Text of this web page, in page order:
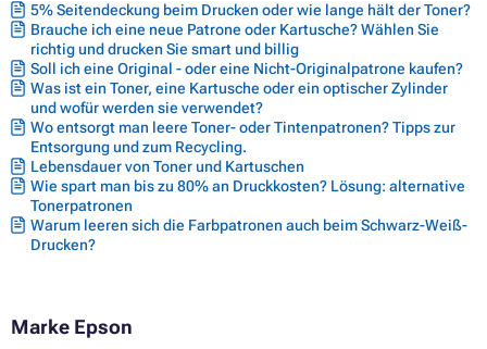
5% Seitendeckung beim Drucken oder wie lange hält der Toner?
Brauche ich eine neue Patrone oder Kartusche? Wählen Sie
richtig und drucken Sie smart und billig
Soll ich eine Original - oder eine Nicht-Originalpatrone kaufen?
Was ist ein Toner, eine Kartusche oder ein optischer Zylinder
und wofür werden sie verwendet?
Wo entsorgt man leere Toner- oder Tintenpatronen? Tipps zur
Entsorgung und zum Recycling.
Lebensdauer von Toner und Kartuschen
Wie spart man bis zu 80% an Druckkosten? Lösung: alternative
Tonerpatronen
Warum leeren sich die Farbpatronen auch beim Schwarz-Weiß-
Drucken?
Marke Epson